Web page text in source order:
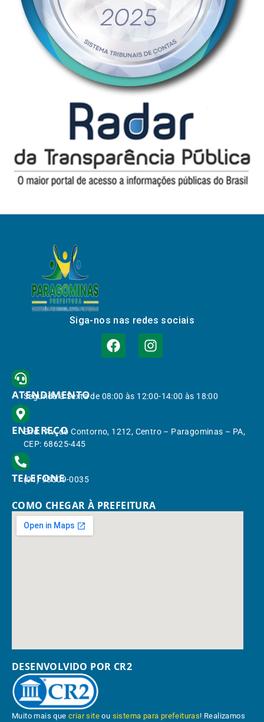
Siga-nos nas redes sociais
ATENDIMENTO
Segunda à Sexta de 08:00 às 12:00-14:00 às 18:00
ENDEREÇO
End.: Av. do Contorno, 1212, Centro – Paragominas – PA,
CEP: 68625-445
TELEFONE
(91) 98309-0035
COMO CHEGAR À PREFEITURA
DESENVOLVIDO POR CR2
Muito mais quecriar site ou sistema para prefeituras! Realizamos